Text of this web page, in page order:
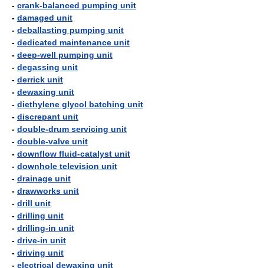
- crank-balanced pumping unit
- damaged unit
- deballasting pumping unit
- dedicated maintenance unit
- deep-well pumping unit
- degassing unit
- derrick unit
- dewaxing unit
- diethylene glycol batching unit
- discrepant unit
- double-drum servicing unit
- double-valve unit
- downflow fluid-catalyst unit
- downhole television unit
- drainage unit
- drawworks unit
- drill unit
- drilling unit
- drilling-in unit
- drive-in unit
- driving unit
- electrical dewaxing unit